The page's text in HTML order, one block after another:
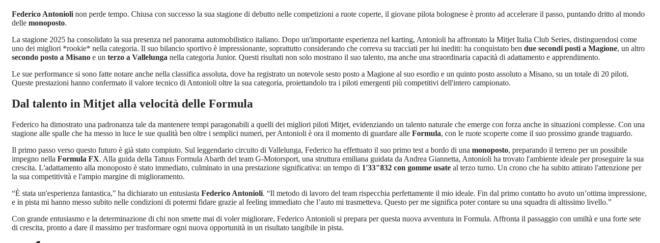
Federico Antonioli non perde tempo. Chiusa con successo la sua stagione di debutto nelle competizioni a ruote coperte, il giovane pilota bolognese è pronto ad accelerare il passo, puntando dritto al mondo
delle monoposto.
La stagione 2025 ha consolidato la sua presenza nel panorama automobilistico italiano. Dopo un'importante esperienza nel karting, Antonioli ha affrontato la Mitjet Italia Club Series, distinguendosi come
uno dei migliori *rookie* nella categoria. Il suo bilancio sportivo è impressionante, soprattutto considerando che correva su tracciati per lui inediti: ha conquistato ben due secondi posti a Magione, un altro
secondo posto a Misano e un terzo a Vallelunga nella categoria Junior. Questi risultati non solo mostrano il suo talento, ma anche una straordinaria capacità di adattamento e apprendimento.
Le sue performance si sono fatte notare anche nella classifica assoluta, dove ha registrato un notevole sesto posto a Magione al suo esordio e un quinto posto assoluto a Misano, su un totale di 20 piloti.
Queste prestazioni hanno confermato il valore tecnico di Antonioli oltre la sua categoria, proiettandolo tra i piloti emergenti più competitivi dell'intero campionato.
Dal talento in Mitjet alla velocità delle Formula
Federico ha dimostrato una padronanza tale da mantenere tempi paragonabili a quelli dei migliori piloti Mitjet, evidenziando un talento naturale che emerge con forza anche in situazioni complesse. Con una
stagione alle spalle che ha messo in luce le sue qualità ben oltre i semplici numeri, per Antonioli è ora il momento di guardare alle Formula, con le ruote scoperte come il suo prossimo grande traguardo.
Il primo passo verso questo futuro è già stato compiuto. Sul leggendario circuito di Vallelunga, Federico ha effettuato il suo primo test a bordo di una monoposto, preparando il terreno per un possibile
impegno nella Formula FX. Alla guida della Tatuus Formula Abarth del team G-Motorsport, una struttura emiliana guidata da Andrea Giannetta, Antonioli ha trovato l'ambiente ideale per proseguire la sua
crescita. L'adattamento alla monoposto è stato immediato, culminato in una prestazione significativa: un tempo di 1'33"832 con gomme usate al terzo turno. Un crono che ha subito attirato l'attenzione per
la sua competitività e l'ampio margine di miglioramento.
“È stata un'esperienza fantastica,” ha dichiarato un entusiasta Federico Antonioli. “Il metodo di lavoro del team rispecchia perfettamente il mio ideale. Fin dal primo contatto ho avuto un’ottima impressione,
e in pista mi hanno messo subito nelle condizioni di potermi fidare grazie al feeling immediato che l’auto mi trasmetteva. Questo per me significa poter contare su una squadra di altissimo livello.”
Con grande entusiasmo e la determinazione di chi non smette mai di voler migliorare, Federico Antonioli si prepara per questa nuova avventura in Formula. Affronta il passaggio con umiltà e una forte sete
di crescita, pronto a dare il massimo per trasformare ogni nuova opportunità in un risultato tangibile in pista.